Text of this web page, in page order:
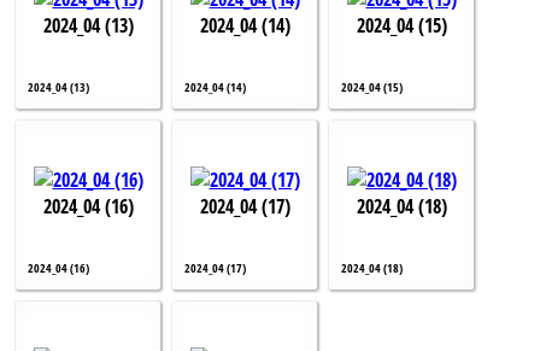
2024_04 (13)
2024_04 (13)
2024_04 (14)
2024_04 (14)
2024_04 (15)
2024_04 (15)
2024_04 (16)
2024_04 (16)
2024_04 (17)
2024_04 (17)
2024_04 (18)
2024_04 (18)